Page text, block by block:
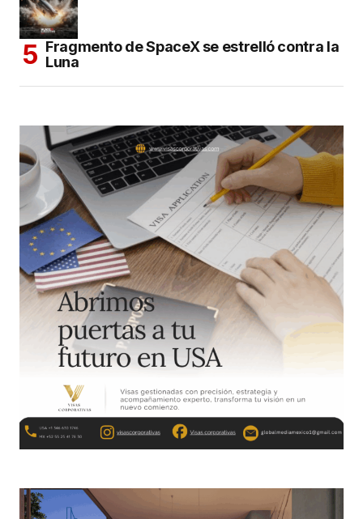
Fragmento de SpaceX se estrelló contra la
Luna